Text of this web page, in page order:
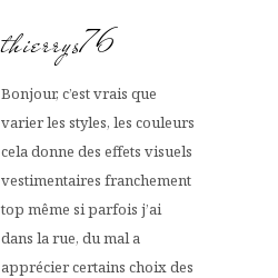
thierrys76
Bonjour, c’est vrais que
varier les styles, les couleurs
cela donne des effets visuels
vestimentaires franchement
top même si parfois j’ai
dans la rue, du mal a
apprécier certains choix des